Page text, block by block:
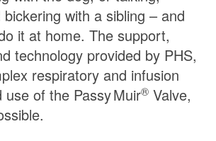
with a sibling – and
it at home. The support,
technology provided by PHS,
respiratory and infusion
use of the Passy Muir® Valve,